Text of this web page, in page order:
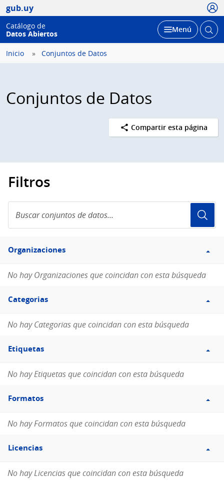
gub.uy
Catálogo de
Datos Abiertos
Desplegar
Menú Abrir
Inicio Conjuntos de Datos
Conjuntos de Datos
Compartir esta página
Filtros
conjuntos
de
Filtro
Organizaciones
Organizaciones
No hay Organizaciones que coincidan con esta búsqueda
Filtro
Categorias
Categorias
No hay Categorias que coincidan con esta búsqueda
Filtro
Etiquetas
Etiquetas
No hay Etiquetas que coincidan con esta búsqueda
Filtro
Formatos
Formatos
No hay Formatos que coincidan con esta búsqueda
Filtro
Licencias
Licencias
No hay Licencias que coincidan con esta búsqueda